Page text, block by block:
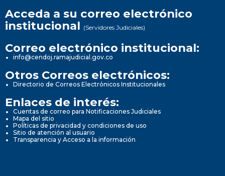
Acceda a su correo electrónico
institucional (Servidores Judiciales)
Correo electrónico institucional:
info@cendoj.ramajudicial.gov.co
Otros Correos electrónicos:
Directorio de Correos Electrónicos Institucionales
Enlaces de interés:
Cuentas de correo para Notificaciones Judiciales
Mapa del sitio
Políticas de privacidad y condiciones de uso
Sitio de atención al usuario
Transparencia y Acceso a la información